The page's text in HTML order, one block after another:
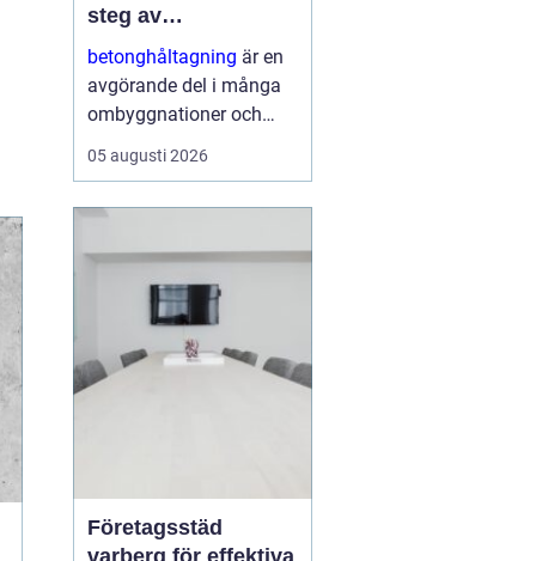
steg av
ombyggnaden
betonghåltagning är en
avgörande del i många
ombyggnationer och
installationer. När nya
rör, ventilation,
befintlig stomme krävs
hål och öppningar...
05 augusti 2026
Företagsstäd
varberg för effektiva